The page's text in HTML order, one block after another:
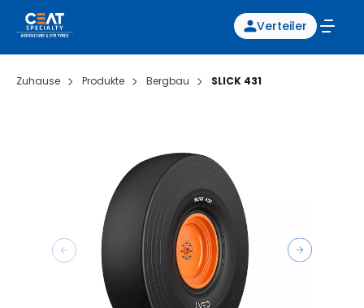
Verteiler
Zuhause Produkte Bergbau SLICK 431